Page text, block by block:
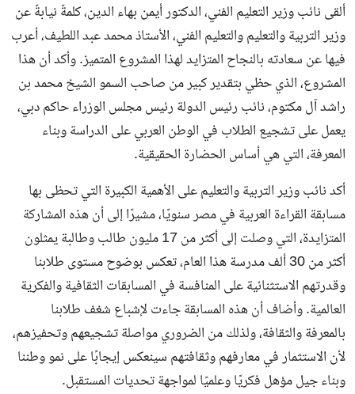
ألقى نائب وزير التعليم الفني، الدكتور أيمن بهاء الدين، كلمةً نيابةً عن
وزير التربية والتعليم والتعليم الفني، الأستاذ محمد عبد اللطيف، أعرب
فيها عن سعادته بالنجاح المتزايد لهذا المشروع المتميز. وأكد أن هذا
المشروع، الذي حظي بتقدير كبير من صاحب السمو الشيخ محمد بن
راشد آل مكتوم، نائب رئيس الدولة رئيس مجلس الوزراء حاكم دبي،
يعمل على تشجيع الطلاب في الوطن العربي على الدراسة وبناء
المعرفة، التي هي أساس الحضارة الحقيقية.
أكد نائب وزير التربية والتعليم على الأهمية الكبيرة التي تحظى بها
مسابقة القراءة العربية في مصر سنويًا، مشيرًا إلى أن هذه المشاركة
المتزايدة، التي وصلت إلى أكثر من 17 مليون طالب وطالبة يمثلون
أكثر من 30 ألف مدرسة هذا العام، تعكس بوضوح مستوى طلابنا
وقدرتهم الاستثنائية على المنافسة في المسابقات الثقافية والفكرية
العالمية. وأضاف أن هذه المسابقة جاءت لإشباع شغف طلابنا
بالمعرفة والثقافة، ولذلك من الضروري مواصلة تشجيعهم وتحفيزهم،
لأن الاستثمار في معارفهم وثقافتهم سينعكس إيجابًا على نمو وطننا
وبناء جيل مؤهل فكريًا وعلميًا لمواجهة تحديات المستقبل.